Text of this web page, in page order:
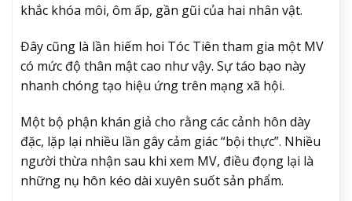
khắc khóa môi, ôm ấp, gần gũi của hai nhân vật.
Đây cũng là lần hiếm hoi Tóc Tiên tham gia một MV
có mức độ thân mật cao như vậy. Sự táo bạo này
nhanh chóng tạo hiệu ứng trên mạng xã hội.
Một bộ phận khán giả cho rằng các cảnh hôn dày
đặc, lặp lại nhiều lần gây cảm giác “bội thực”. Nhiều
người thừa nhận sau khi xem MV, điều đọng lại là
những nụ hôn kéo dài xuyên suốt sản phẩm.